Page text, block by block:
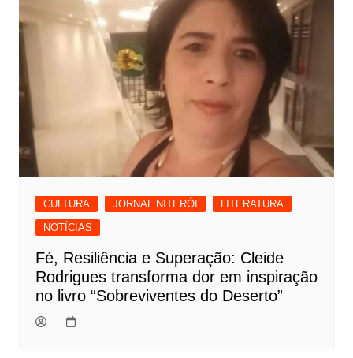
CULTURA JORNAL NITERÓI
LITERATURA
NOTÍCIAS
Fé, Resiliência e Superação: Cleide
Rodrigues transforma dor em inspiração
no livro “Sobreviventes do Deserto”